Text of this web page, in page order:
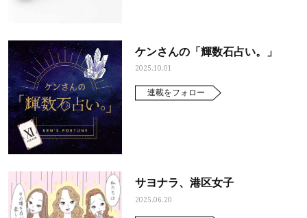
ケンさんの「輝数石占い。」
2025.10.01
連載をフォロー
サヨナラ、港区女子
2025.06.20